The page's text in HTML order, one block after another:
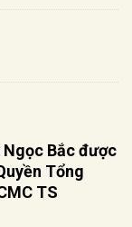
Ngọc Bắc được
Tổng
TS